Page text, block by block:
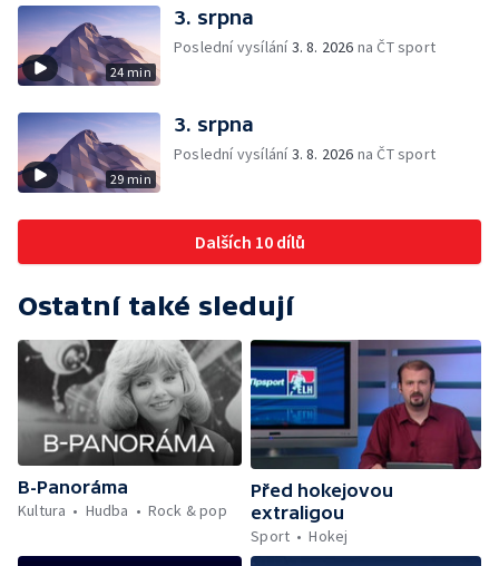
24 min
3. srpna
Poslední vysílání3. 8. 2026 na ČT sport
29 min
3. srpna
Poslední vysílání3. 8. 2026 na ČT sport
Dalších 10 dílů
Ostatní také sledují
B-Panoráma
Kultura
Hudba Rock & pop
Před hokejovou
extraligou
Sport
Hokej